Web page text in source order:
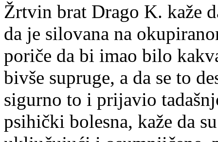
Žrtvin brat Drago K. kaže
da je silovana na
poriče da bi imao bilo
bivše supruge, a da se to
sigurno to i prijavio
psihički bolesna, kaže da